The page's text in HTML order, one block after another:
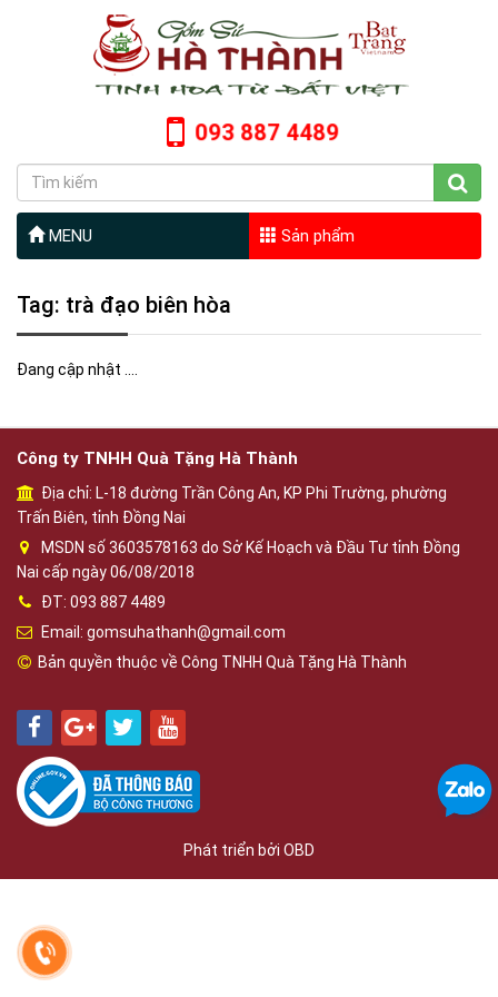
093 887 4489
MENU Sản phẩm
Tag: trà đạo biên hòa
Đang cập nhật ....
Công ty TNHH Quà Tặng Hà Thành
Địa chỉ: L-18 đường Trần Công An, KP Phi Trường, phường
Trấn Biên, tỉnh Đồng Nai
MSDN số 3603578163 do Sở Kế Hoạch và Đầu Tư tỉnh Đồng
Nai cấp ngày 06/08/2018
ĐT: 093 887 4489
Email: gomsuhathanh@gmail.com
Bản quyền thuộc về Công TNHH Quà Tặng Hà Thành
Phát triển bởi OBD